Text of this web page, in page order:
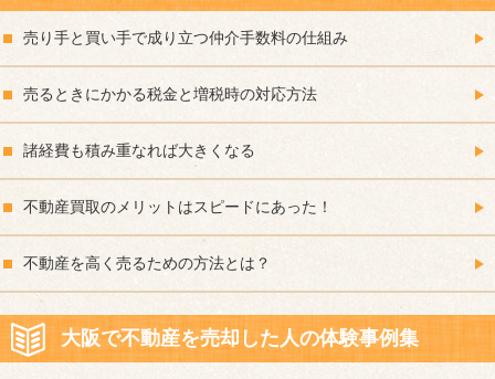
売り手と買い手で成り立つ仲介手数料の仕組み
売るときにかかる税金と増税時の対応方法
諸経費も積み重なれば大きくなる
不動産買取のメリットはスピードにあった！
不動産を高く売るための方法とは？
大阪で不動産を売却した人の体験事例集